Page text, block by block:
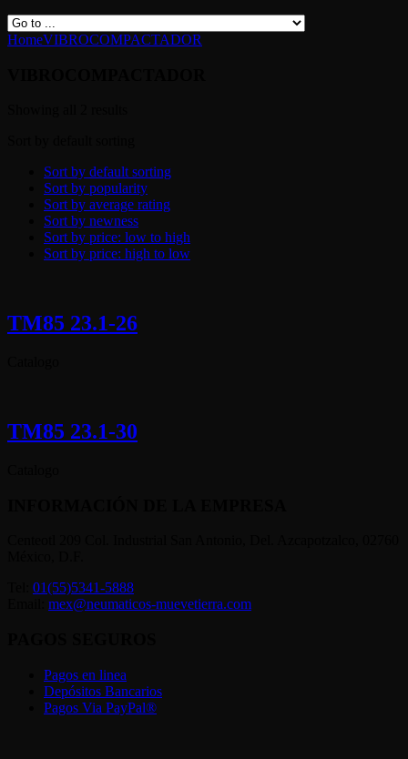
HomeVIBROCOMPACTADOR
Sort by default sorting
Sort by popularity
Sort by average rating
Sort by newness
Sort by price: low to high
Sort by price: high to low
TM85 23.1-26
TM85 23.1-30
01(55)5341-5888
mex@neumaticos-muevetierra.com
Pagos en linea
Depósitos Bancarios
Pagos Via PayPal®